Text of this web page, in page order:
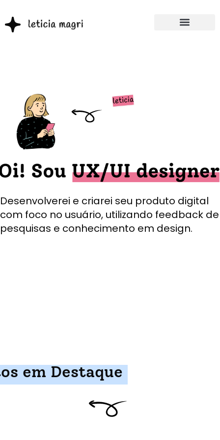
Desenvolverei e criarei seu produto digital
com foco no usuário, utilizando feedback de
pesquisas e conhecimento em design.
em Destaque